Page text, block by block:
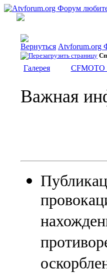
Atvforum.org
Галерея CFMOTO
Важная